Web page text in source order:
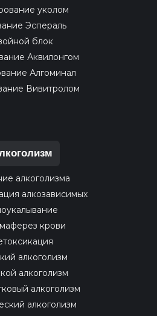
уколом
Эспераль
блок
Аквилонгом
Алгоминал
Вивитролом
алкоголизма
алкозависимых
крови
алкоголизм
алкоголизм
алкоголизм
алкоголизм